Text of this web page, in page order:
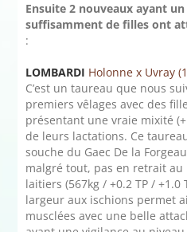
Ensuite 2 nouveaux ayant
suffisamment de filles ont
:
LOMBARDI Holonne x Uvray
C’est un taureau que nous
premiers vêlages avec des
présentant une vraie mixité
de leurs lactations. Ce
souche du Gaec De la
malgré tout, pas en retrait au
laitiers (567kg / +0.2 TP / +1.0
largeur aux ischions permet
musclées avec une belle